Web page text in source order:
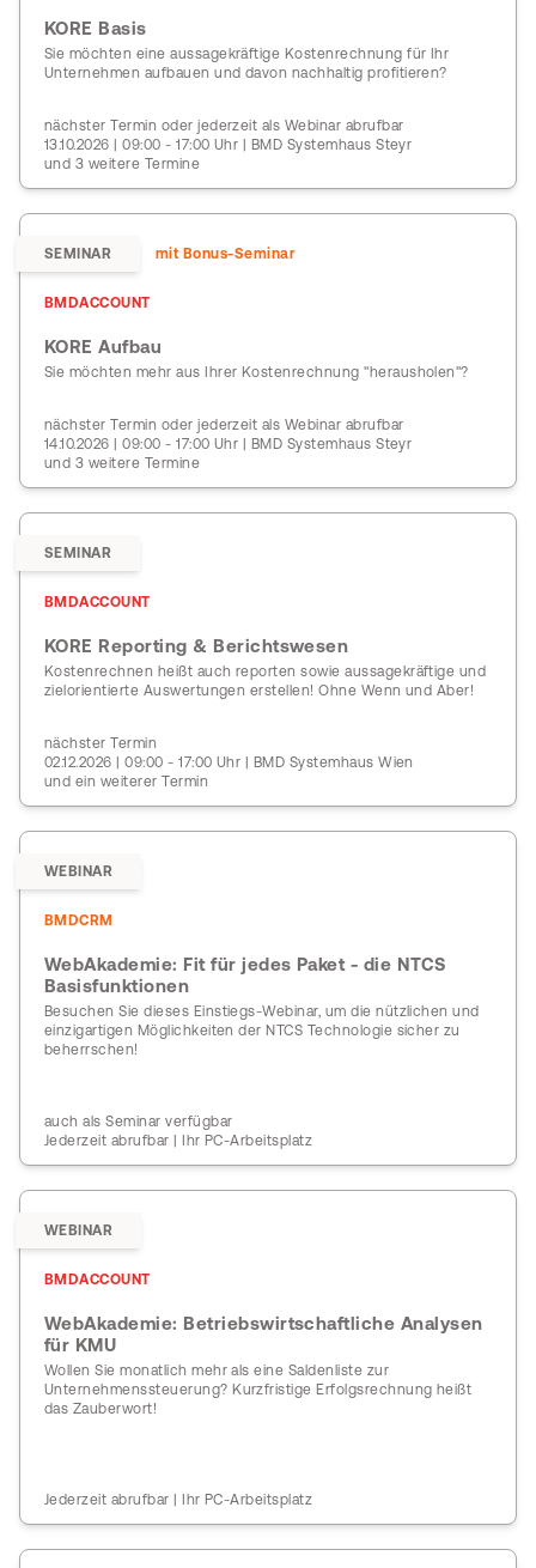
KORE Basis
Sie möchten eine aussagekräftige Kostenrechnung für Ihr
Unternehmen aufbauen und davon nachhaltig profitieren?
nächster Termin oder jederzeit als Webinar abrufbar
13.10.2026 | 09:00 - 17:00 Uhr | BMD Systemhaus Steyr
und 3 weitere Termine
SEMINAR mit Bonus-Seminar
BMDACCOUNT
KORE Aufbau
Sie möchten mehr aus Ihrer Kostenrechnung "herausholen"?
nächster Termin oder jederzeit als Webinar abrufbar
14.10.2026 | 09:00 - 17:00 Uhr | BMD Systemhaus Steyr
und 3 weitere Termine
SEMINAR
BMDACCOUNT
KORE Reporting & Berichtswesen
Kostenrechnen heißt auch reporten sowie aussagekräftige und
zielorientierte Auswertungen erstellen! Ohne Wenn und Aber!
nächster Termin
02.12.2026 | 09:00 - 17:00 Uhr | BMD Systemhaus Wien
und ein weiterer Termin
WEBINAR
BMDCRM
WebAkademie: Fit für jedes Paket - die NTCS
Basisfunktionen
Besuchen Sie dieses Einstiegs-Webinar, um die nützlichen und
einzigartigen Möglichkeiten der NTCS Technologie sicher zu
beherrschen!
auch als Seminar verfügbar
Jederzeit abrufbar | Ihr PC-Arbeitsplatz
WEBINAR
BMDACCOUNT
WebAkademie: Betriebswirtschaftliche Analysen
für KMU
Wollen Sie monatlich mehr als eine Saldenliste zur
Unternehmenssteuerung? Kurzfristige Erfolgsrechnung heißt
das Zauberwort!
Jederzeit abrufbar | Ihr PC-Arbeitsplatz